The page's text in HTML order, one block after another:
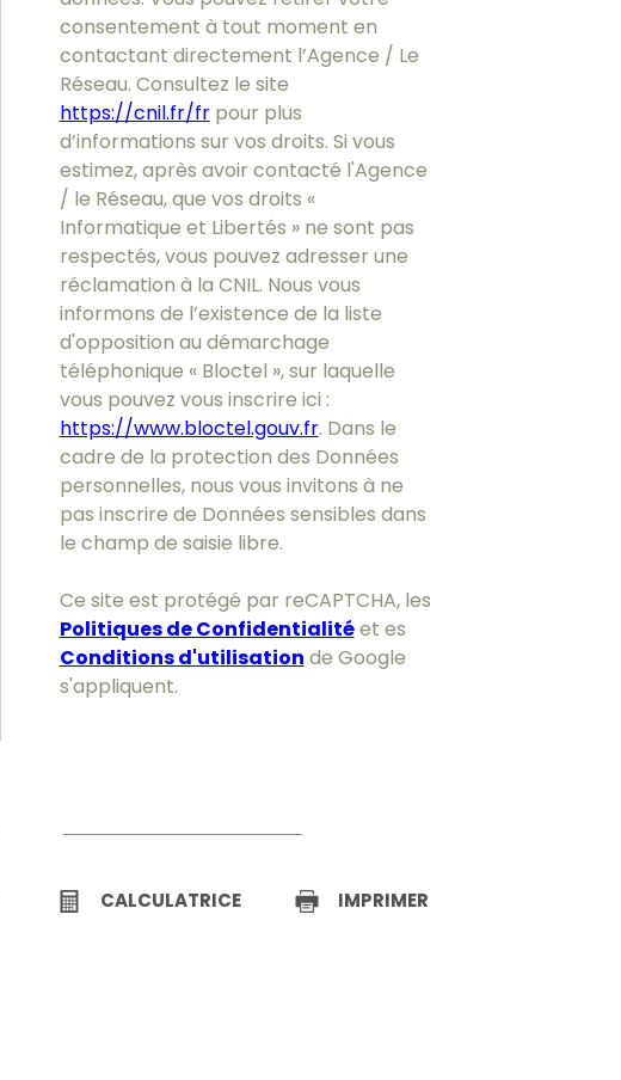
consentement à tout moment en
contactant directement l’Agence / Le
Réseau. Consultez le site
https://cnil.fr/frpour plus
d’informations sur vos droits. Si vous
estimez, après avoir contacté l'Agence
/ le Réseau, que vos droits «
Informatique et Libertés » ne sont pas
respectés, vous pouvez adresser une
réclamation à la CNIL. Nous vous
informons de l’existence de la liste
d'opposition au démarchage
téléphonique « Bloctel », sur laquelle
vous pouvez vous inscrire ici :
https://www.bloctel.gouv.fr. Dans le
cadre de la protection des Données
personnelles, nous vous invitons à ne
pas inscrire de Données sensibles dans
le champ de saisie libre.
Ce site est protégé par reCAPTCHA, les
Politiques de Confidentialitéet es
Conditions d'utilisation de Google
s'appliquent.
CALCULATRICE IMPRIMER